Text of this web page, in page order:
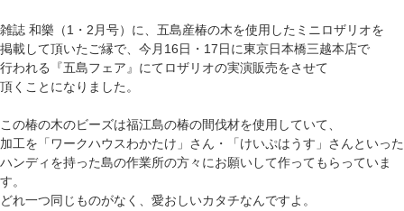
雑誌 和樂（1・2月号）に、五島産椿の木を使用したミニロザリオを
掲載して頂いたご縁で、今月16日・17日に東京日本橋三越本店で
行われる『五島フェア』にてロザリオの実演販売をさせて
頂くことになりました。
この椿の木のビーズは福江島の椿の間伐材を使用していて、
加工を「ワークハウスわかたけ」さん・「けいぷはうす」さんといった
ハンディを持った島の作業所の方々にお願いして作ってもらっていま
す。
どれ一つ同じものがなく、愛おしいカタチなんですよ。